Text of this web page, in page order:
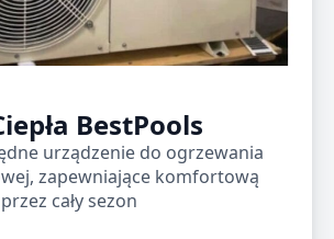
BestPools
urządzenie do ogrzewania
zapewniające komfortową
cały sezon